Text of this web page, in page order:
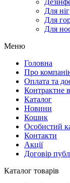
Для ніг
Для
Для
Меню
Головна
Про
Оплата та
Контрактне
Каталог
Новини
Кошик
Особистий
Контакти
Акції
Договір
Каталог товарів